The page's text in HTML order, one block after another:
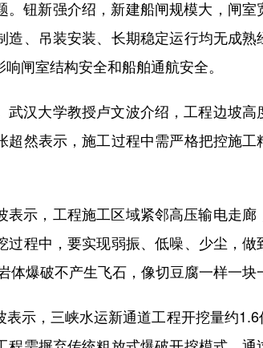
新强介绍，新建船闸规模大，闸室
造、吊装安装、长期稳定运行均无成
闸室结构安全和船舶通航安全。
大学教授卢文波介绍，工程边坡高
超然表示，施工过程中需严格把控施
，工程施工区域紧邻高压输电走廊
过程中，要实现弱振、低噪、少尘，
体爆破不产生飞石，像切豆腐一样一块
，三峡水运新通道工程开挖量约1.6